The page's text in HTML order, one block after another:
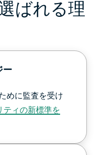
ばれる理
ー
めに監査を受け
ィの新標準を